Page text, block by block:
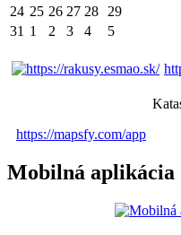
24 25 26 27 28 29
31 1 2 3 4 5
https://mapsfy.com/app
Mobilná aplikácia